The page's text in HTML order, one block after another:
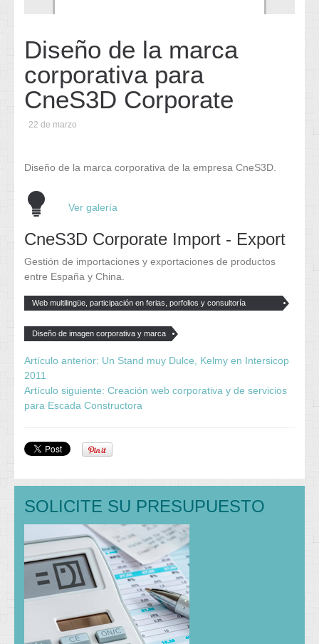
Diseño de la marca
corporativa para
CneS3D Corporate
22 de marzo
Diseño de la marca corporativa de la empresa CneS3D.
Ver galería
CneS3D Corporate Import - Export
Gestión de importaciones y exportaciones de productos
entre España y China.
Web multilingüe, participación en ferias, porfolios y consultoría
Diseño de imagen corporativa y marca
Artículo anterior: Un Stand muy Dulce, Kelmy en Intersicop
2011
Artículo siguiente: Creación web corporativa y de servicios
para Escada Constructora
SOLICITE SU PRESUPUESTO